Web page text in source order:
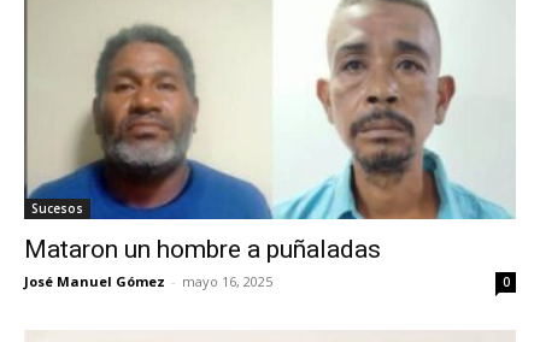
Sucesos
Mataron un hombre a puñaladas
José Manuel Gómez - mayo 16, 2025 0